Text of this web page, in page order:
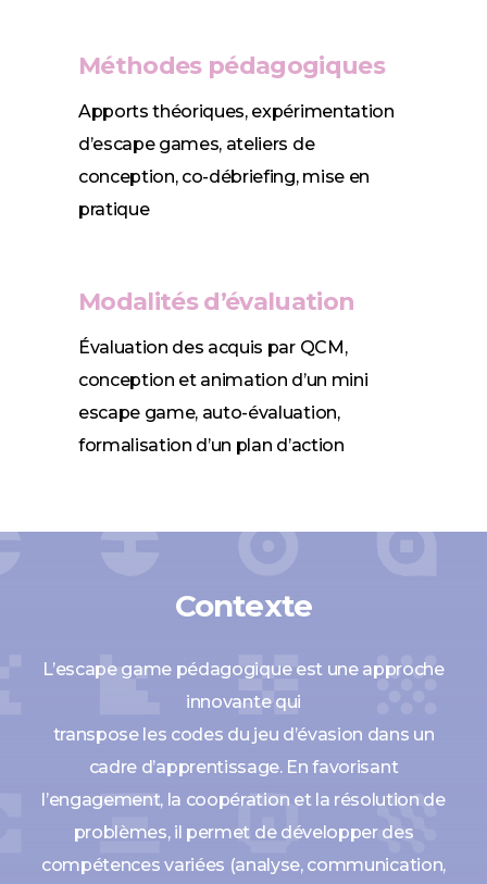
Méthodes pédagogiques
Apports théoriques, expérimentation
d’escape games, ateliers de
conception, co-débriefing, mise en
pratique
Modalités d’évaluation
Évaluation des acquis par QCM,
conception et animation d’un mini
escape game, auto-évaluation,
formalisation d’un plan d’action
Contexte
L’escape game pédagogique est une approche
innovante qui
transpose les codes du jeu d’évasion dans un
cadre d’apprentissage. En favorisant
l’engagement, la coopération et la résolution de
problèmes, il permet de développer des
compétences variées (analyse, communication,